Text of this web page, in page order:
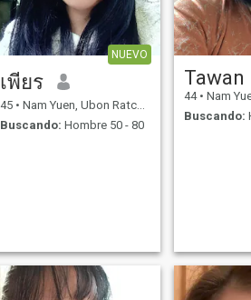
NUEVO
เพียร
45 • Nam Yuen, Ubon Ratchathani, Tailandia
Buscando: Hombre 50 - 80
Tawan
44 • Nam Yuen,
Buscando: